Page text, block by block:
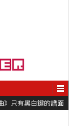
》只有黑白鍵的譜面